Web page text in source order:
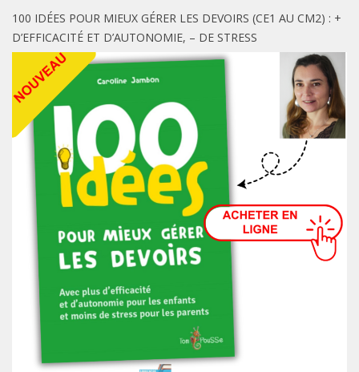
100 IDÉES POUR MIEUX GÉRER LES DEVOIRS (CE1 AU CM2) : +
D’EFFICACITÉ ET D’AUTONOMIE, – DE STRESS